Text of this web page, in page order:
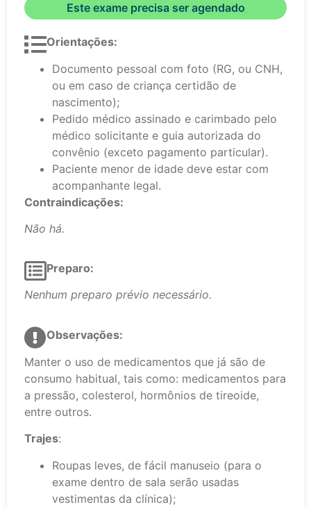
Este exame precisa ser agendado
Orientações:
Documento pessoal com foto (RG, ou CNH,
ou em caso de criança certidão de
nascimento);
Pedido médico assinado e carimbado pelo
médico solicitante e guia autorizada do
convênio (exceto pagamento particular).
Paciente menor de idade deve estar com
acompanhante legal.
Contraindicações:
Não há.
Preparo:
Nenhum preparo prévio necessário.
Observações:
Manter o uso de medicamentos que já são de
consumo habitual, tais como: medicamentos para
a pressão, colesterol, hormônios de tireoide,
entre outros.
Trajes:
Roupas leves, de fácil manuseio (para o
exame dentro de sala serão usadas
vestimentas da clínica);